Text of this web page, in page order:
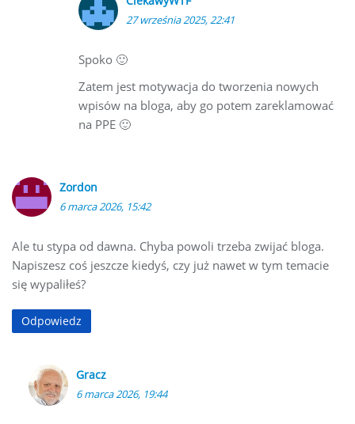
27 września 2025, 22:41
Spoko 🙂
Zatem jest motywacja do tworzenia nowych
wpisów na bloga, aby go potem zareklamować
na PPE 🙂
Zordon
6 marca 2026, 15:42
Ale tu stypa od dawna. Chyba powoli trzeba zwijać bloga.
Napiszesz coś jeszcze kiedyś, czy już nawet w tym temacie
się wypaliłeś?
Odpowiedz
Gracz
6 marca 2026, 19:44